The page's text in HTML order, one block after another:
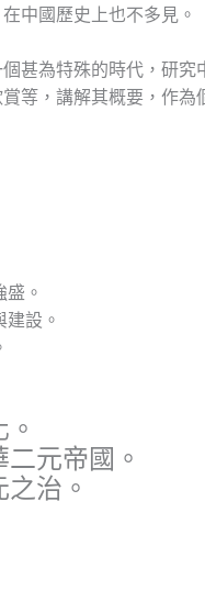
在中國歷史上也不多見。
甚為特殊的時代， 研究
等，講解其概要，作為
。
設。
元帝國。
治。